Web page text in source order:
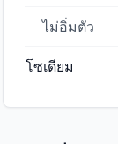
ไม่อิ่มตัว
โซเดียม